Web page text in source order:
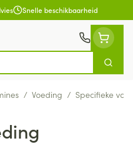
Snelle beschikbaarheid
Zoek
/ Voeding / Specifieke